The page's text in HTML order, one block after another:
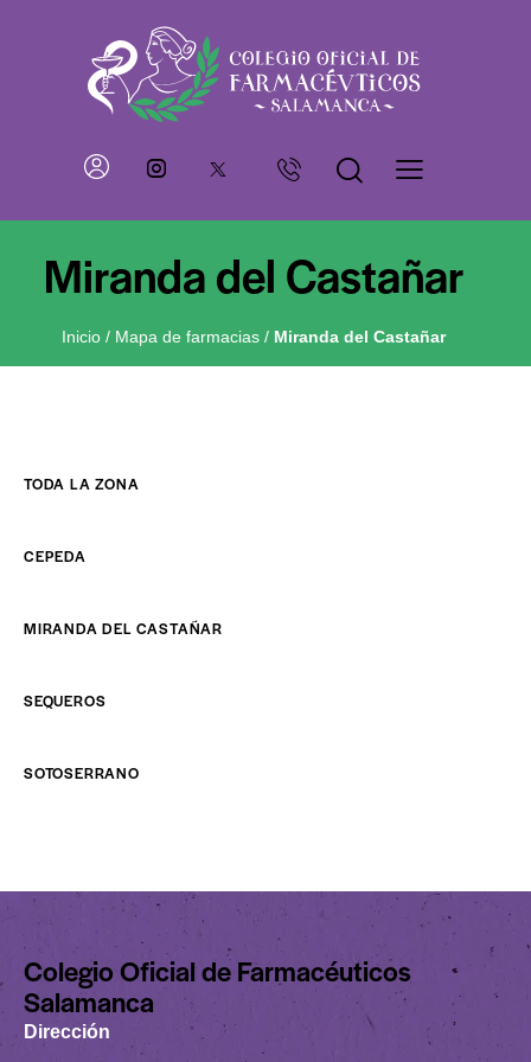
Miranda del Castañar
Inicio / Mapa de farmacias / Miranda del Castañar
TODA LA ZONA
CEPEDA
MIRANDA DEL CASTAÑAR
SEQUEROS
SOTOSERRANO
Colegio Oficial de Farmacéuticos
Salamanca
Dirección